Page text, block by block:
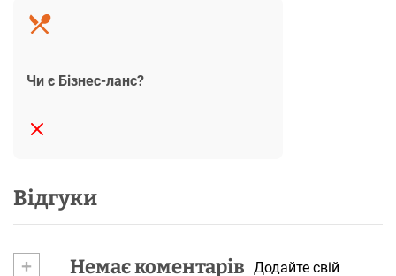
Чи є Бізнес-ланс?
Відгуки
+ Немає коментарів Додайте свій